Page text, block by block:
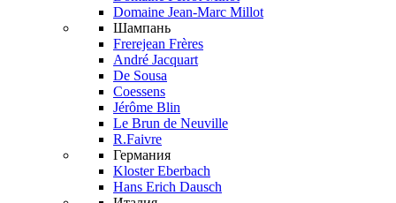
Domaine Jean-Marc Millot
Шампань
Frerejean Frères
André Jacquart
De Sousa
Coessens
Jérôme Blin
Le Brun de Neuville
R.Faivre
Германия
Kloster Eberbach
Hans Erich Dausch